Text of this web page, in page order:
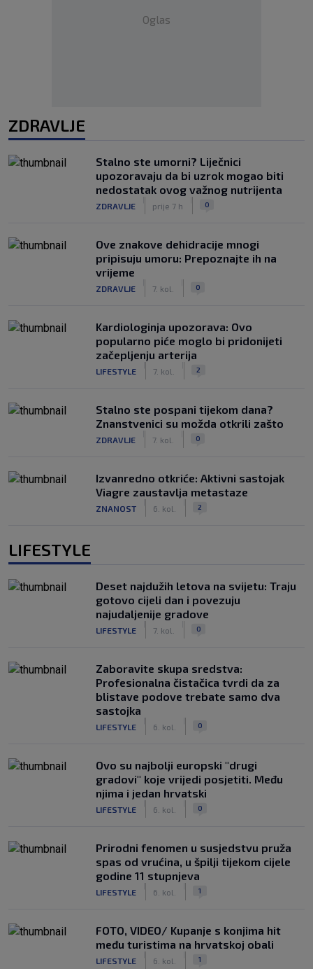
Oglas
ZDRAVLJE
Stalno ste umorni? Liječnici
upozoravaju da bi uzrok mogao biti
nedostatak ovog važnog nutrijenta
ZDRAVLJE prije 7 h 0
Ove znakove dehidracije mnogi
pripisuju umoru: Prepoznajte ih na
vrijeme
ZDRAVLJE 7. kol. 0
Kardiologinja upozorava: Ovo
popularno piće moglo bi pridonijeti
začepljenju arterija
LIFESTYLE 7. kol. 2
Stalno ste pospani tijekom dana?
Znanstvenici su možda otkrili zašto
ZDRAVLJE 7. kol. 0
Izvanredno otkriće: Aktivni sastojak
Viagre zaustavlja metastaze
ZNANOST 6. kol. 2
LIFESTYLE
Deset najdužih letova na svijetu: Traju
gotovo cijeli dan i povezuju
najudaljenije gradove
LIFESTYLE 7. kol. 0
Zaboravite skupa sredstva:
Profesionalna čistačica tvrdi da za
blistave podove trebate samo dva
sastojka
LIFESTYLE 6. kol. 0
Ovo su najbolji europski "drugi
gradovi" koje vrijedi posjetiti. Među
njima i jedan hrvatski
LIFESTYLE 6. kol. 0
Prirodni fenomen u susjedstvu pruža
spas od vrućina, u špilji tijekom cijele
godine 11 stupnjeva
LIFESTYLE 6. kol. 1
FOTO, VIDEO/ Kupanje s konjima hit
među turistima na hrvatskoj obali
LIFESTYLE 6. kol. 1